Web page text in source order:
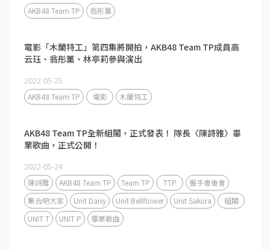
AKB48 Team TP 翁彤薰
電影「木蘭特工」第四集將開拍，AKB48 Team TP成員⁣高
云珏、翁彤薰、林亭莉參與演出
2022-05-25
AKB48 Team TP 電影 木蘭特工
AKB48 Team TP全新組閣，正式發表！ 隊長〈陳詩雅〉畢
業歌曲，正式公開！
2022-05-24
陳詩雅 AKB48 Team TP Team TP TTP
握手會後會
集合吧大家
Unit Daisy Unit Bellflower Unit Sakura
組閣
UNIT T
UNIT P 畢業歌曲